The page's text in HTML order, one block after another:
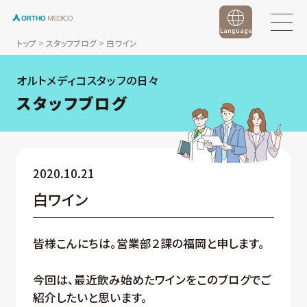
トップ> スタッフブログ> 白ワイン
Language
オルトメディコスタッフの日々
スタッフブログ
2020.10.21
白ワイン
皆様こんにちは。営業部２課の福岡と申します。
今回は、最近飲み始めたワインをこのブログでご
紹介したいと思います。